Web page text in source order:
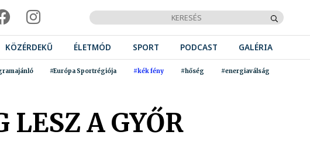
KÖZÉRDEKŰ ÉLETMÓD SPORT PODCAST GALÉRIA
#Európa Sportrégiója #kék fény #hőség #energiaválság
LESZ A GYŐR